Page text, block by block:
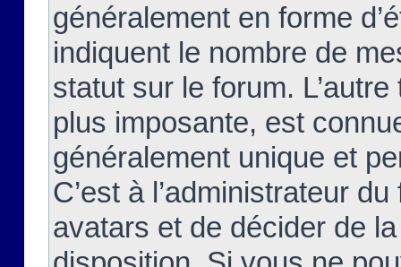
généralement en forme
indiquent le nombre de
statut sur le forum.
plus imposante, est
généralement unique et
C’est à l’administrateur
avatars et de décider de